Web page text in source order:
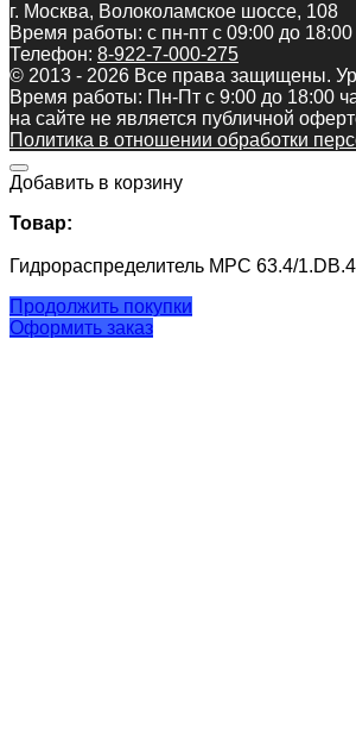
г. Москва, Волоколамское шоссе, 108
Время работы: с пн-пт с 09:00 до 18:00
Телефон: 8-922-7-000-275
© 2013 - 2026 Все права защищены.
Время работы: Пн-Пт c 9:00 до 18:00
на сайте не является публичной
Политика в отношении обработки
Добавить в корзину
Товар:
Гидрораспределитель МРС 63.4/
Продолжить покупки
Оформить заказ